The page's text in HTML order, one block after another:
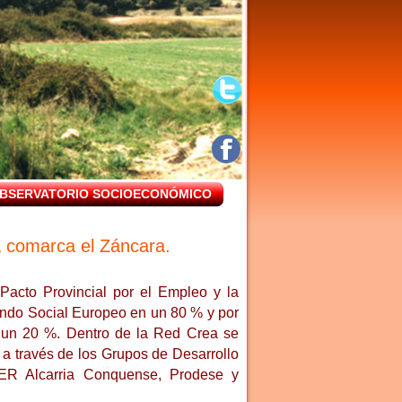
SOCIOECONÓMICO
el Záncara.
Provincial por el Empleo y la
Social Europeo en un 80 % y por
20 %. Dentro de la Red Crea se
través de los Grupos de Desarrollo
Alcarria Conquense, Prodese y